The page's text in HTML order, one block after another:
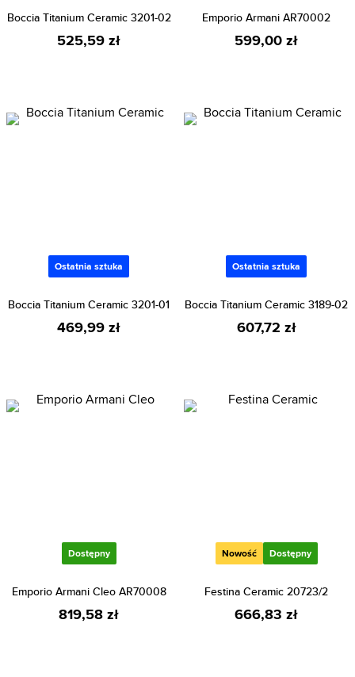
Boccia Titanium Ceramic 3201-02
525,59 zł
Emporio Armani AR70002
599,00 zł
Ostatnia sztuka
Boccia Titanium Ceramic 3201-01
469,99 zł
Ostatnia sztuka
Boccia Titanium Ceramic 3189-02
607,72 zł
Dostępny
Emporio Armani Cleo AR70008
819,58 zł
Nowość Dostępny
Festina Ceramic 20723/2
666,83 zł